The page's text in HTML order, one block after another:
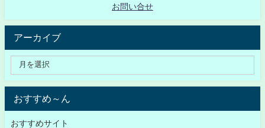
お問い合せ
アーカイブ
おすすめ～ん
おすすめサイト